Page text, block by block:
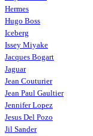
Hermes
Hugo Boss
Iceberg
Issey Miyake
Jacques Bogart
Jaguar
Jean Couturier
Jean Paul Gaultier
Jennifer Lopez
Jesus Del Pozo
Jil Sander